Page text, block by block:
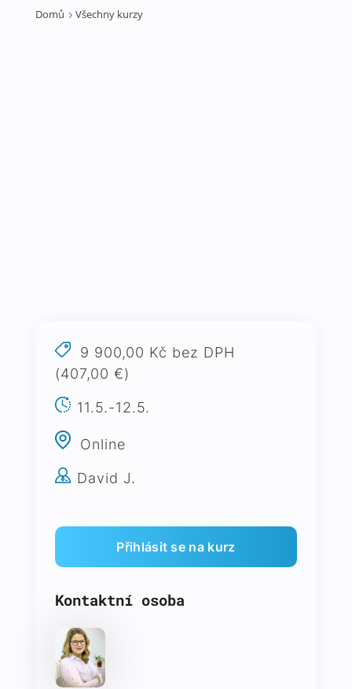
Domů 5 Všechny kurzy
9 900,00 Kč bez DPH
(407,00 €)
11.5.-12.5.
Online
David J.
Kontaktní osoba